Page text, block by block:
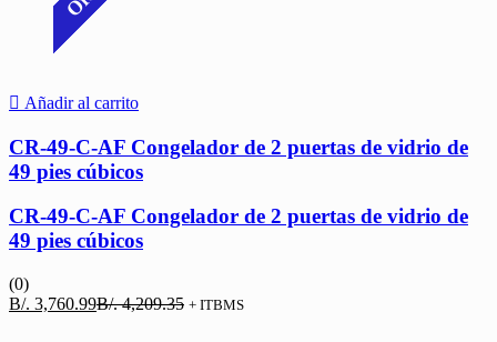
Añadir al carrito
CR-49-C-AF Congelador de 2 puertas de vidrio de
49 pies cúbicos
CR-49-C-AF Congelador de 2 puertas de vidrio de
49 pies cúbicos
(0)
B/. 3,760.99El
B/.4,209.35 El
+ ITBMS